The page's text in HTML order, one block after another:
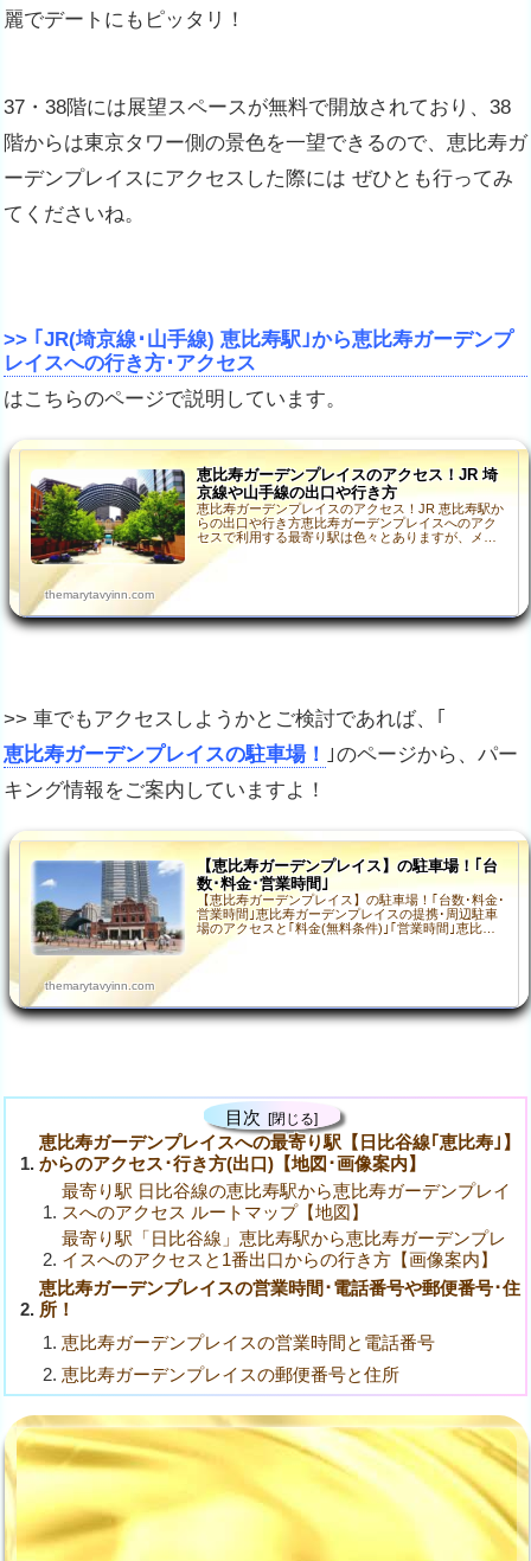
麗でデートにもピッタリ！
37・38階には展望スペースが無料で開放されており、38
階からは東京タワー側の景色を一望できるので、恵比寿ガ
ーデンプレイスにアクセスした際には ぜひとも行ってみ
てくださいね。
>> ｢JR(埼京線･山手線) 恵比寿駅｣から恵比寿ガーデンプ
レイスへの行き方･アクセス
はこちらのページで説明しています。
恵比寿ガーデンプレイスのアクセス！JR 埼
京線や山手線の出口や行き方
恵比寿ガーデンプレイスのアクセス！JR 恵比寿駅か
らの出口や行き方恵比寿ガーデンプレイスへのアク
セスで利用する最寄り駅は色々とありますが、メイ
ンは埼京線や山手線といったJRと地下鉄 日比谷線の
恵比寿駅…
themarytavyinn.com
>> 車でもアクセスしようかとご検討であれば、｢
恵比寿ガーデンプレイスの駐車場！ ｣のページから、パー
キング情報をご案内していますよ！
【恵比寿ガーデンプレイス】の駐車場！｢台
数･料金･営業時間｣
【恵比寿ガーデンプレイス】の駐車場！｢台数･料金･
営業時間｣恵比寿ガーデンプレイスの提携･周辺駐車
場のアクセスと｢料金(無料条件)｣｢営業時間｣恵比寿
駅東口から徒歩9分の距離にある「恵比寿ガーデンプ
レ…
themarytavyinn.com
目次
恵比寿ガーデンプレイスへの最寄り駅【日比谷線｢恵比寿｣】
からのアクセス･行き方(出口)【地図･画像案内】
最寄り駅 日比谷線の恵比寿駅から恵比寿ガーデンプレイ
スへのアクセス ルートマップ【地図】
最寄り駅「日比谷線」恵比寿駅から恵比寿ガーデンプレ
イスへのアクセスと1番出口からの行き方【画像案内】
恵比寿ガーデンプレイスの営業時間･電話番号や郵便番号･住
所！
恵比寿ガーデンプレイスの営業時間と電話番号
恵比寿ガーデンプレイスの郵便番号と住所